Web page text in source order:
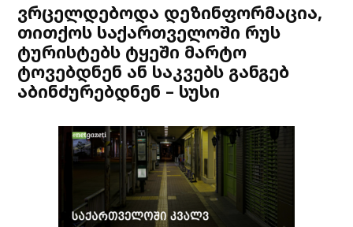
ვრცელდებოდა დეზინფორმაცია,
თითქოს საქართველოში რუს
ტურისტებს ტყეში მარტო
ტოვებდნენ ან საკვებს განგებ
აბინძურებდნენ – სუსი